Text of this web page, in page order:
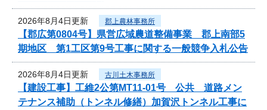
2026年8月4日更新 郡上農林事務所
【郡広第0804号】県営広域農道整備事業 郡上南部5
期地区 第1工区第9号工事に関する一般競争入札公告
2026年8月4日更新 古川土木事務所
【建設工事】工維2公第MT11-01号 公共 道路メン
テナンス補助（トンネル修繕）加賀沢トンネル工事に